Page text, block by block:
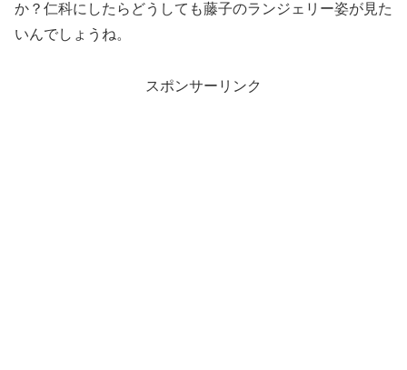
か？仁科にしたらどうしても藤子のランジェリー姿が見た
いんでしょうね。
スポンサーリンク